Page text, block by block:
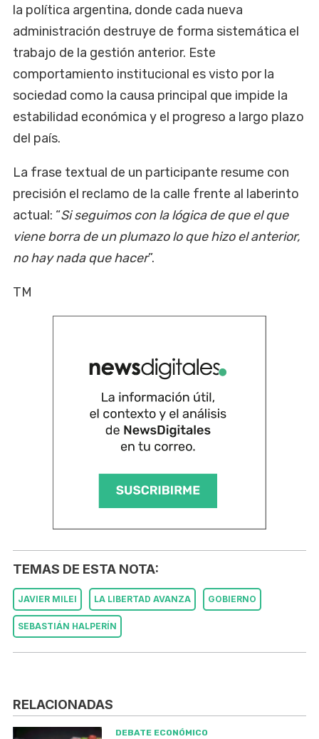
la política argentina, donde cada nueva
administración destruye de forma sistemática el
trabajo de la gestión anterior. Este
comportamiento institucional es visto por la
sociedad como la causa principal que impide la
estabilidad económica y el progreso a largo plazo
del país.
La frase textual de un participante resume con
precisión el reclamo de la calle frente al laberinto
actual: “Si seguimos con la lógica de que el que
viene borra de un plumazo lo que hizo el anterior,
no hay nada que hacer”.
TM
TEMAS DE ESTA NOTA:
JAVIER MILEI LA LIBERTAD AVANZA GOBIERNO
SEBASTIÁN HALPERÍN
RELACIONADAS
DEBATE ECONÓMICO